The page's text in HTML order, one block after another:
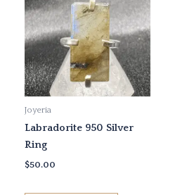
Joyeria
Labradorite 950 Silver
Ring
$50.00